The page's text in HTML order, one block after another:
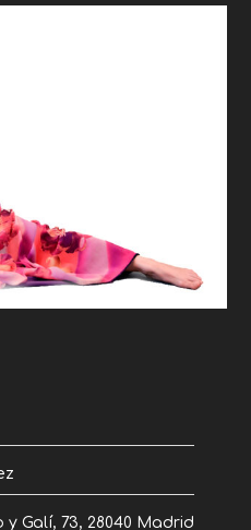
y Galí, 73, 28040 Madrid